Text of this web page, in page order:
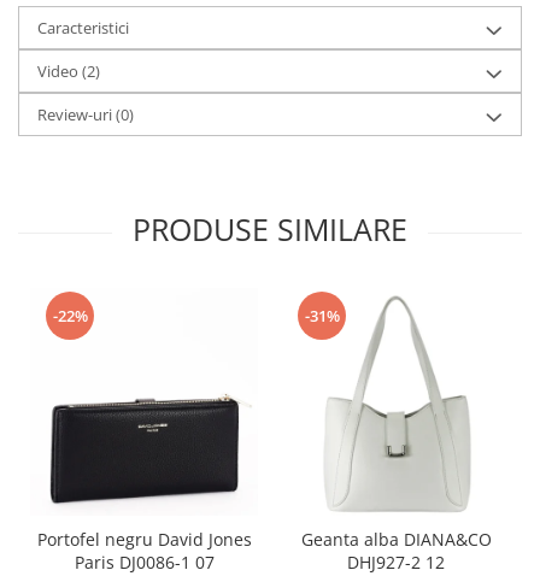
Caracteristici
Video (2)
Review-uri(0)
PRODUSE SIMILARE
-22%
Portofel negru David Jones
Paris DJ0086-1 07
-31%
Geanta alba DIANA&CO
DHJ927-2 12